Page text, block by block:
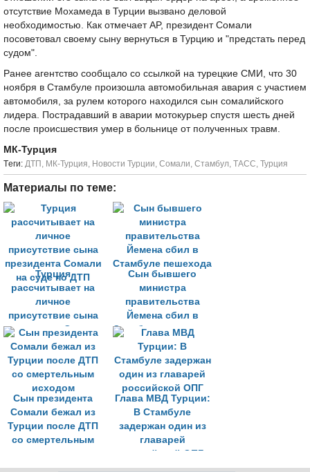
отсутствие Мохамеда в Турции вызвано деловой
необходимостью. Как отмечает AP, президент Сомали
посоветовал своему сыну вернуться в Турцию и "предстать перед
судом".
Ранее агентство сообщало со ссылкой на турецкие СМИ, что 30
ноября в Стамбуле произошла автомобильная авария с участием
автомобиля, за рулем которого находился сын сомалийского
лидера. Пострадавший в аварии мотокурьер спустя шесть дней
после происшествия умер в больнице от полученных травм.
МК-Турция
Tеги: ДТП , МК-Турция, Новости Турции, Сомали, Стамбул, ТАСС, Турция
Материалы по теме:
Турция
рассчитывает на
личное
присутствие сына
президента Сомали
на суде по ДТП
Сын бывшего
министра
правительства
Йемена сбил в
Стамбуле пешехода
Сын президента
Сомали бежал из
Турции после ДТП
со смертельным
Глава МВД Турции:
В Стамбуле
задержан один из
главарей
российской ОПГ